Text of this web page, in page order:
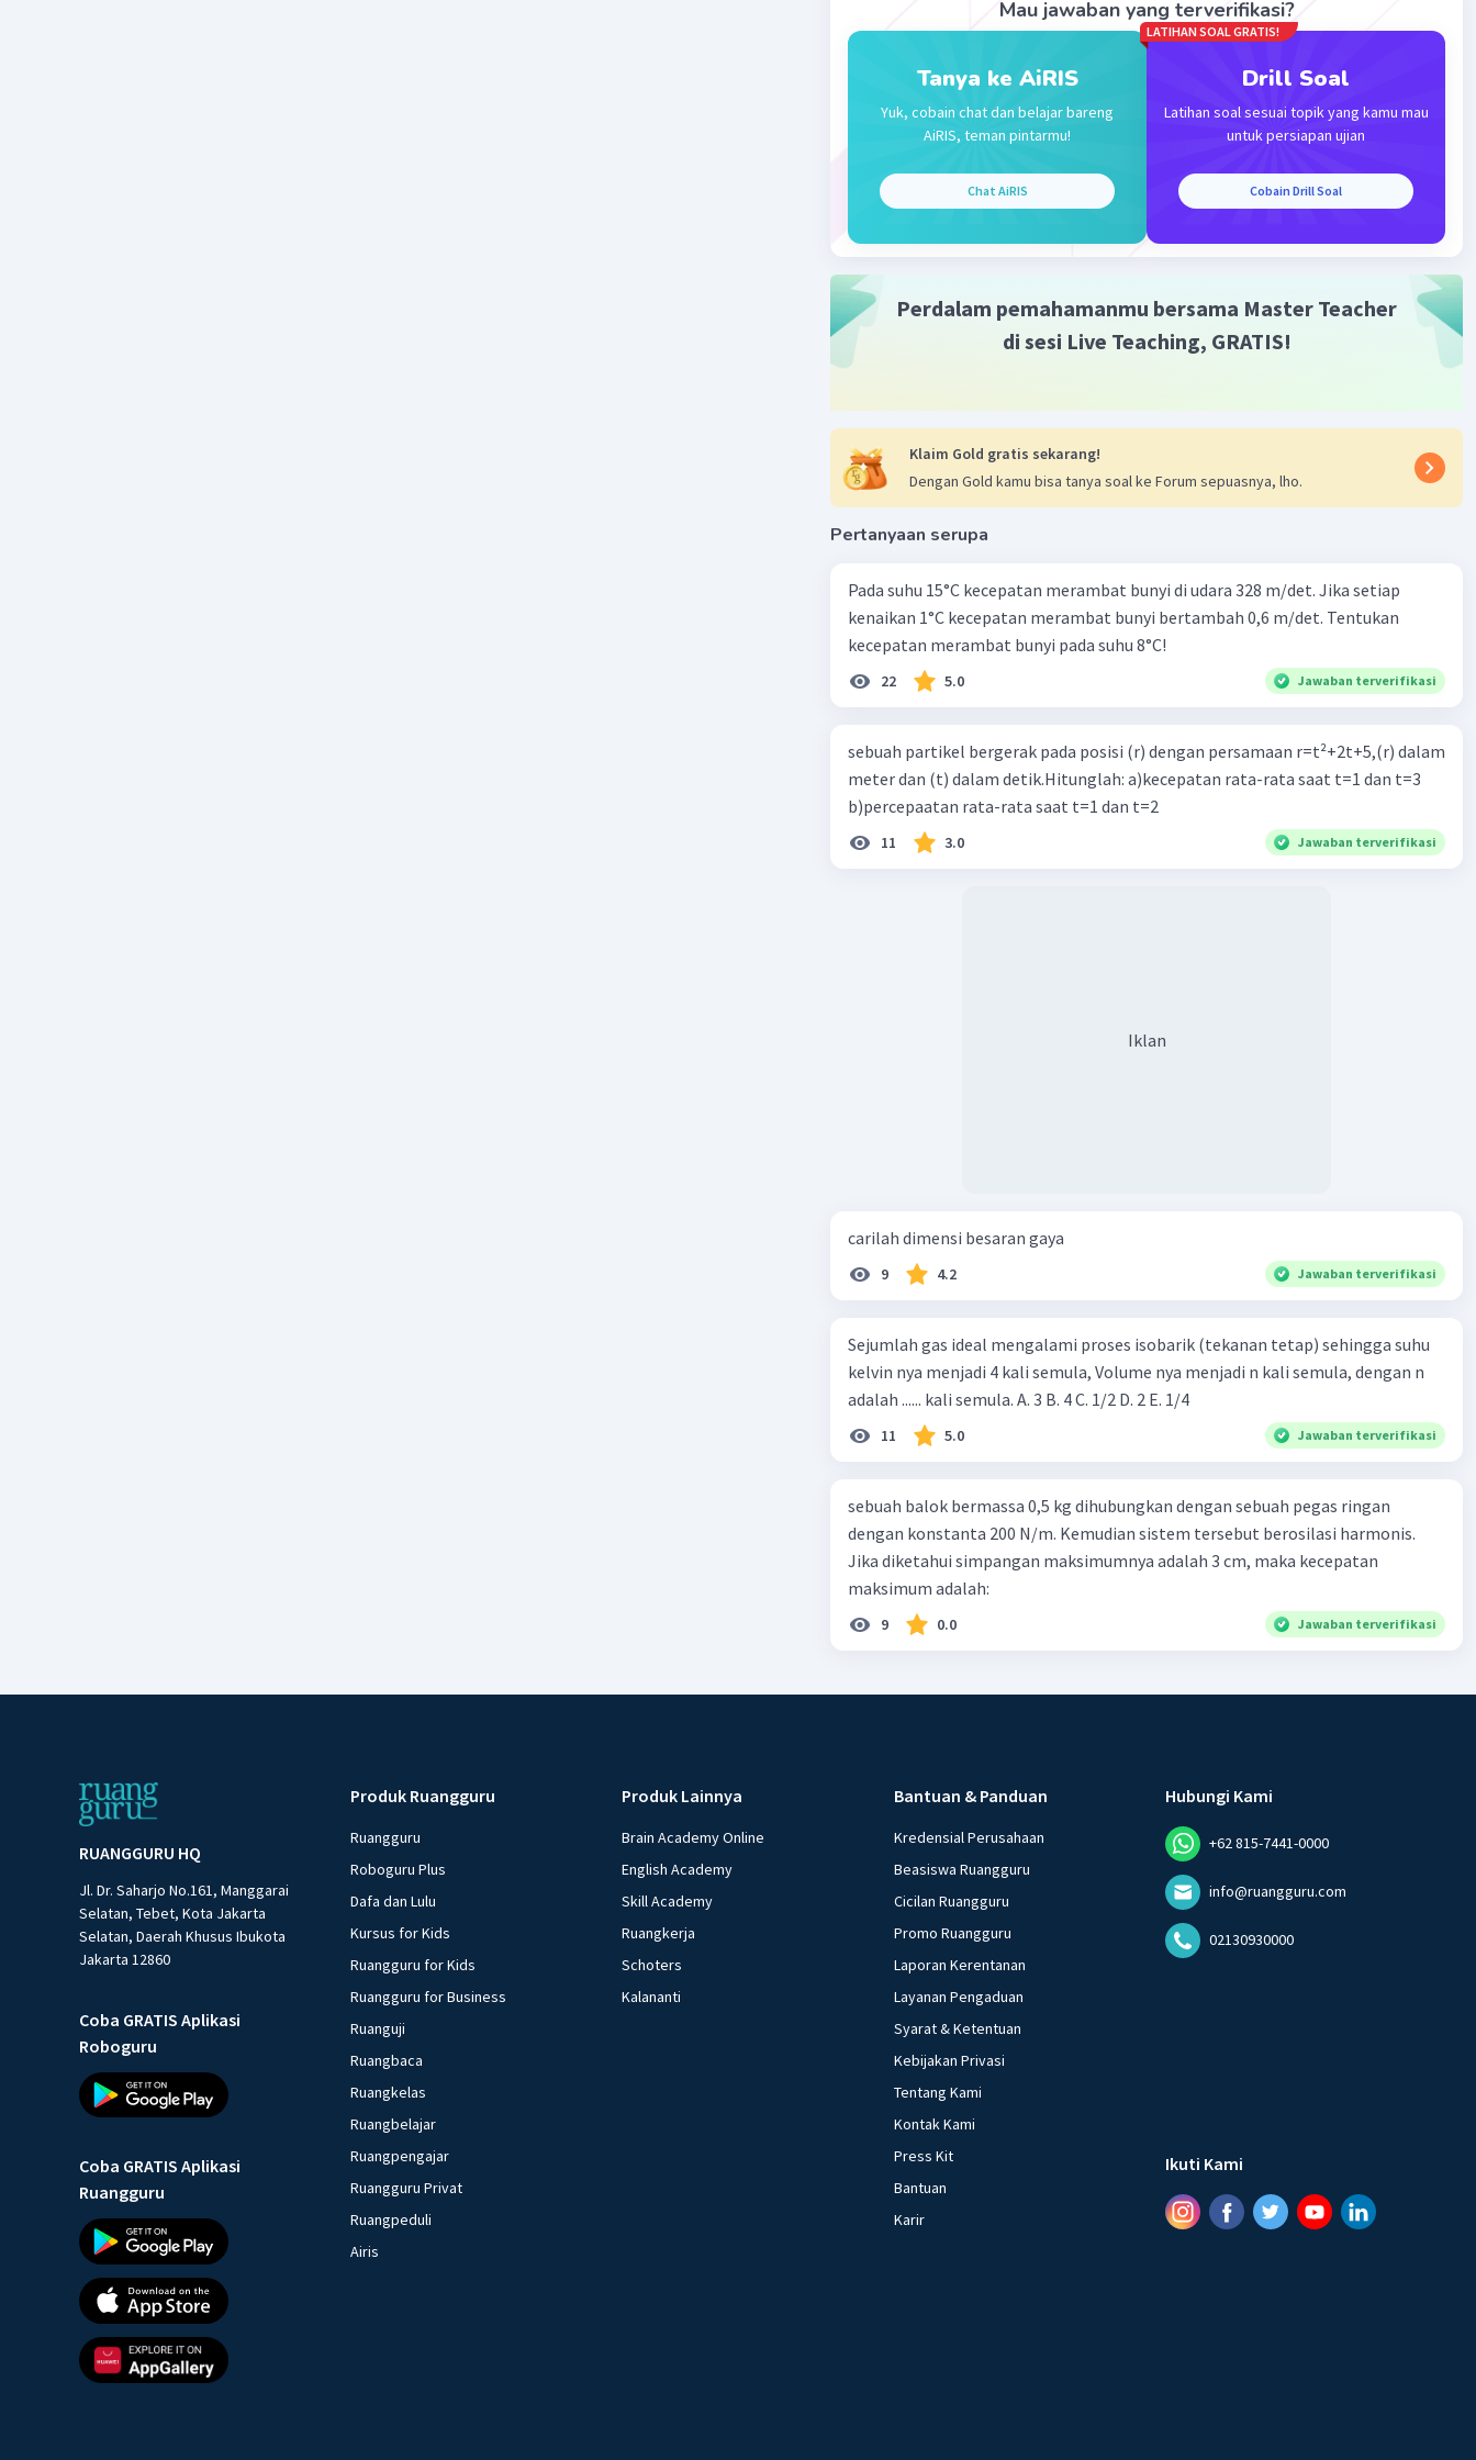
Balas
Iklan
Mau jawaban yang terverifikasi?
Tanya ke AiRIS
Yuk, cobain chat dan belajar bareng
AiRIS, teman pintarmu!
Chat AiRIS
LATIHAN SOAL GRATIS!
Drill Soal
Latihan soal sesuai topik yang kamu mau
untuk persiapan ujian
Cobain Drill Soal
Perdalam pemahamanmu bersama Master Teacher
di sesi Live Teaching, GRATIS!
Klaim Gold gratis sekarang!
Dengan Gold kamu bisa tanya soal ke Forum sepuasnya, lho.
Pertanyaan serupa
Pada suhu 15°C kecepatan merambat bunyi di udara 328 m/det. Jika setiap
kenaikan 1°C kecepatan merambat bunyi bertambah 0,6 m/det. Tentukan
kecepatan merambat bunyi pada suhu 8°C!
22 5.0 Jawaban terverifikasi
sebuah partikel bergerak pada posisi (r) dengan persamaan r=t²+2t+5,(r) dalam
meter dan (t) dalam detik.Hitunglah: a)kecepatan rata-rata saat t=1 dan t=3
b)percepaatan rata-rata saat t=1 dan t=2
11 3.0 Jawaban terverifikasi
Iklan
carilah dimensi besaran gaya
9 4.2 Jawaban terverifikasi
Sejumlah gas ideal mengalami proses isobarik (tekanan tetap) sehingga suhu
kelvin nya menjadi 4 kali semula, Volume nya menjadi n kali semula, dengan n
adalah ...... kali semula. A. 3 B. 4 C. 1/2 D. 2 E. 1/4
11 5.0 Jawaban terverifikasi
sebuah balok bermassa 0,5 kg dihubungkan dengan sebuah pegas ringan
dengan konstanta 200 N/m. Kemudian sistem tersebut berosilasi harmonis.
Jika diketahui simpangan maksimumnya adalah 3 cm, maka kecepatan
maksimum adalah:
9 0.0 Jawaban terverifikasi
RUANGGURU HQ
Jl. Dr. Saharjo No.161, Manggarai
Selatan, Tebet, Kota Jakarta
Selatan, Daerah Khusus Ibukota
Jakarta 12860
Coba GRATIS Aplikasi
Roboguru
Coba GRATIS Aplikasi
Ruangguru
Produk Ruangguru
Ruangguru
Roboguru Plus
Dafa dan Lulu
Kursus for Kids
Ruangguru for Kids
Ruangguru for Business
Ruanguji
Ruangbaca
Ruangkelas
Ruangbelajar
Ruangpengajar
Ruangguru Privat
Ruangpeduli
Airis
Produk Lainnya
Brain Academy Online
English Academy
Skill Academy
Ruangkerja
Schoters
Kalananti
Bantuan & Panduan
Kredensial Perusahaan
Beasiswa Ruangguru
Cicilan Ruangguru
Promo Ruangguru
Laporan Kerentanan
Layanan Pengaduan
Syarat & Ketentuan
Kebijakan Privasi
Tentang Kami
Kontak Kami
Press Kit
Bantuan
Karir
Hubungi Kami
+62 815-7441-0000
info@ruangguru.com
02130930000
Ikuti Kami